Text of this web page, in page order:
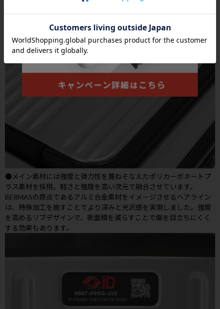
●メイン素材には強度と弾力性を兼ねそなえたポリカーボネートプ
ラス素材を採用。軽さと強度を高い次元で融合させています。
BERMASの原点であるアルミ合金素材をイメージさせるヘアライン
は、特殊加工を施すことでより深みと光沢感を実現しました。強度
を高めるリブデザインで、表面積を減らすことで傷を目立ちにくく
する効果もあります。